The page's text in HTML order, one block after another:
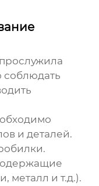
прослужила
соблюдать
и деталей.
металл и т.д.).